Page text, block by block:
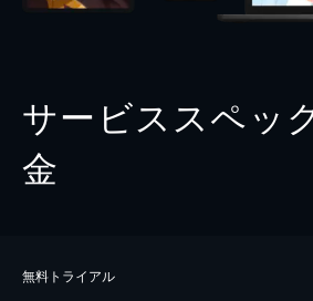
サービススペッ
金
無料トライアル